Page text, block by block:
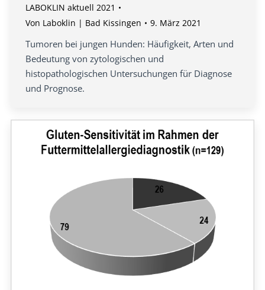
LABOKLIN aktuell 2021
Von Laboklin | Bad Kissingen 9. März 2021
Tumoren bei jungen Hunden: Häufigkeit, Arten und
Bedeutung von zytologischen und
histopathologischen Untersuchungen für Diagnose
und Prognose.